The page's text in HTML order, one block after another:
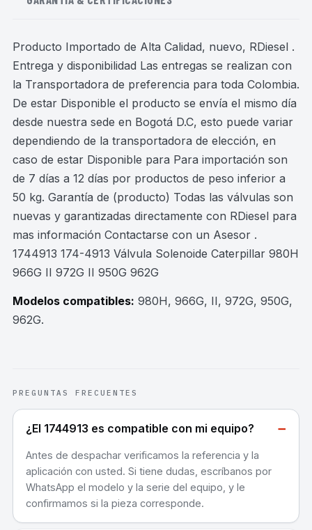
Producto Importado de Alta Calidad, nuevo, RDiesel .
Entrega y disponibilidad Las entregas se realizan con
la Transportadora de preferencia para toda Colombia.
De estar Disponible el producto se envía el mismo día
desde nuestra sede en Bogotá D.C, esto puede variar
dependiendo de la transportadora de elección, en
caso de estar Disponible para Para importación son
de 7 días a 12 días por productos de peso inferior a
50 kg. Garantía de (producto) Todas las válvulas son
nuevas y garantizadas directamente con RDiesel para
mas información Contactarse con un Asesor .
1744913 174-4913 Válvula Solenoide Caterpillar 980H
966G II 972G II 950G 962G
Modelos compatibles: 980H, 966G, II, 972G, 950G,
962G.
PREGUNTAS FRECUENTES
¿El 1744913 es compatible con mi equipo? −
Antes de despachar verificamos la referencia y la
aplicación con usted. Si tiene dudas, escríbanos por
WhatsApp el modelo y la serie del equipo, y le
confirmamos si la pieza corresponde.